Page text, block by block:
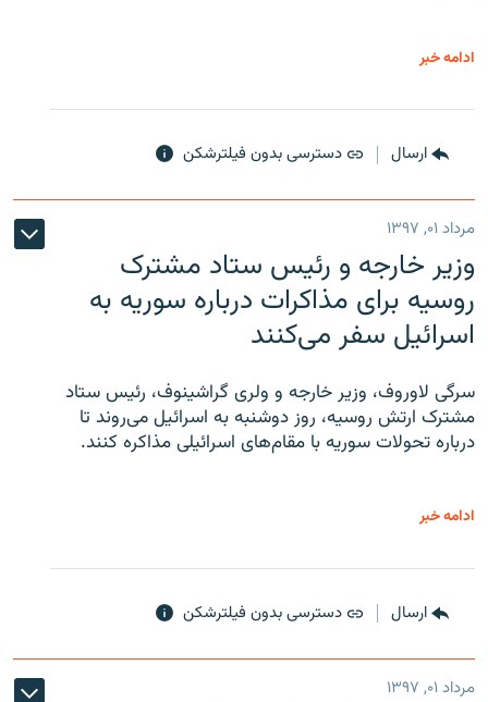
ادامه خبر
ارسال دسترسی بدون فیلترشکن
مرداد ۰۱, ۱۳۹۷
وزیر خارجه و رئیس‌ ستاد مشترک
روسیه برای مذاکرات درباره سوریه به
اسرائیل سفر می‌کنند
سرگی لاوروف، وزیر خارجه و ولری گراشینوف، رئیس ستاد
مشترک ارتش روسیه، روز دوشنبه به اسرائیل می‌روند تا
درباره تحولات سوریه با مقام‌های اسرائیلی مذاکره کنند.
ادامه خبر
ارسال دسترسی بدون فیلترشکن
مرداد ۰۱, ۱۳۹۷